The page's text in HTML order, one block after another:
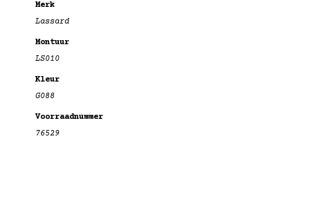
Merk
Lassard
Montuur
LS010
Kleur
G088
Voorraadnummer
76529